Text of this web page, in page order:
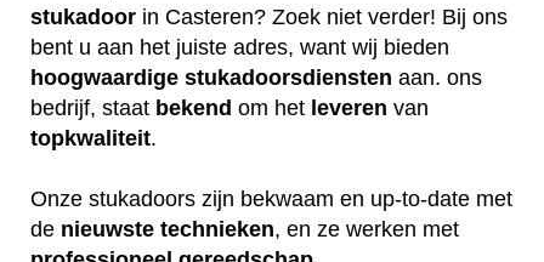
stukadoor in Casteren? Zoek niet verder! Bij ons
bent u aan het juiste adres, want wij bieden
hoogwaardige stukadoorsdiensten aan. ons
bedrijf, staat bekend om het leveren van
topkwaliteit.
Onze stukadoors zijn bekwaam en up-to-date met
de nieuwste technieken, en ze werken met